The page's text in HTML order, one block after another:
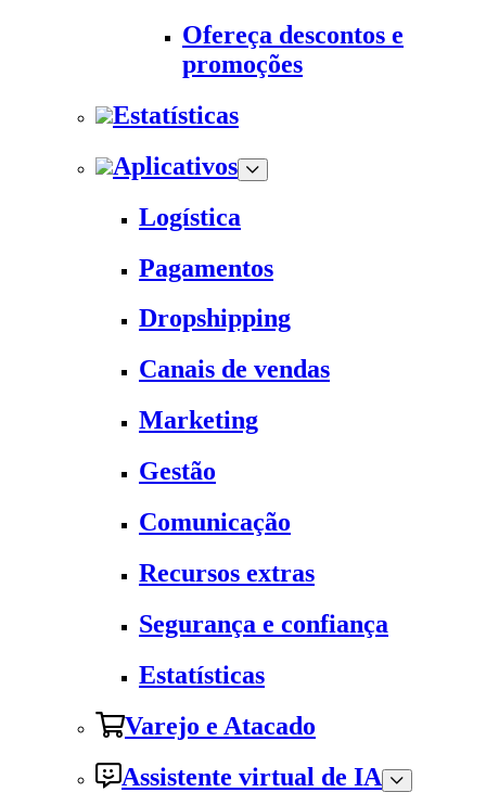
Ofereça descontos e
promoções
Estatísticas
Aplicativos
Logística
Pagamentos
Dropshipping
Canais de vendas
Marketing
Gestão
Comunicação
Recursos extras
Segurança e confiança
Estatísticas
Varejo e Atacado
Assistente virtual de IA